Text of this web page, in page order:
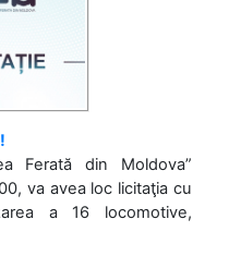
Ferată din Moldova”
va avea loc licitaţia cu
a 16 locomotive,